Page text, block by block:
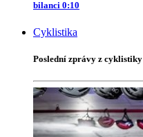
bilanci 0:10
Cyklistika
Poslední zprávy z cyklistiky